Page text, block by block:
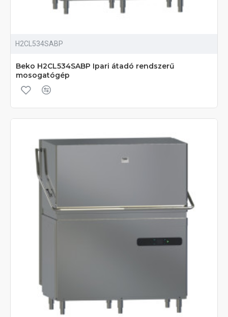
H2CL534SABP
Beko H2CL534SABP Ipari átadó rendszerű
mosogatógép